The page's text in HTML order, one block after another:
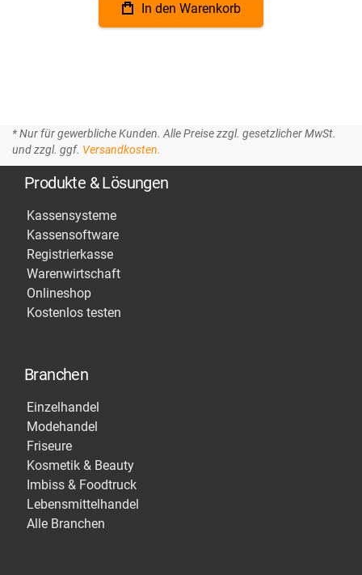
In den Warenkorb
* Nur für gewerbliche Kunden. Alle Preise zzgl. gesetzlicher MwSt.
und zzgl. ggf. Versandkosten.
Produkte & Lösungen
Kassensysteme
Kassensoftware
Registrierkasse
Warenwirtschaft
Onlineshop
Kostenlos testen
Branchen
Einzelhandel
Modehandel
Friseure
Kosmetik & Beauty
Imbiss & Foodtruck
Lebensmittelhandel
Alle Branchen